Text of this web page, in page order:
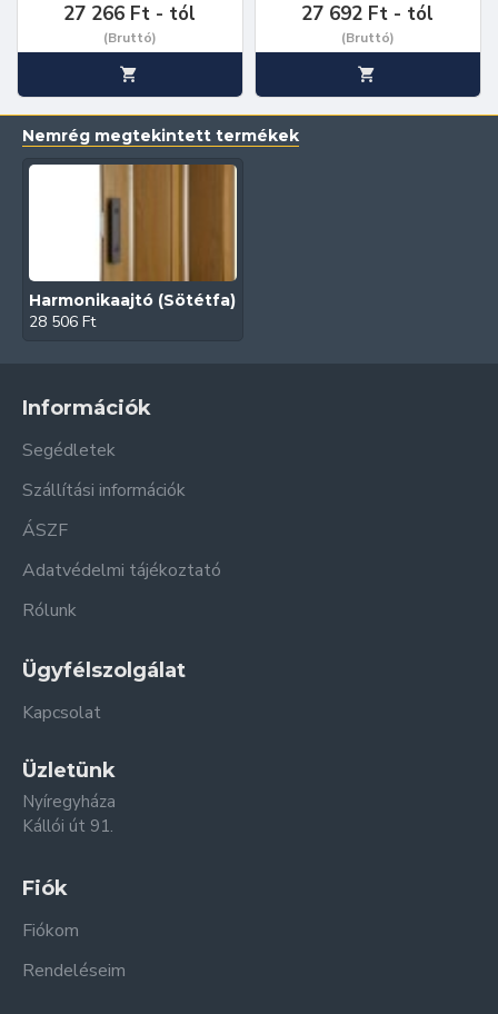
27 266 Ft - tól
(Bruttó)
27 692 Ft - tól
(Bruttó)
Nemrég megtekintett termékek
Harmonikaajtó (Sötétfa)
28 506 Ft
Információk
Segédletek
Szállítási információk
ÁSZF
Adatvédelmi tájékoztató
Rólunk
Ügyfélszolgálat
Kapcsolat
Üzletünk
Nyíregyháza
Kállói út 91.
Fiók
Fiókom
Rendeléseim